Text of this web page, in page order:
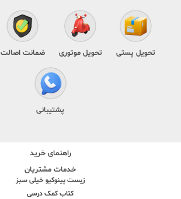
تحویل پستی تحویل موتوری ضمانت اصالت
پشتیبانی
راهنمای خرید
خدمات مشتریان
زیست پینوکیو خیلی سبز
کتاب کمک درسی